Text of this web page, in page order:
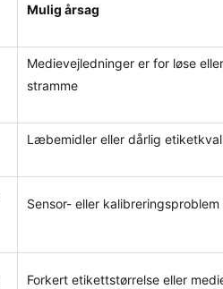
Mulig årsag
Medievejledninger er for løse
stramme
Læbemidler eller dårlig
Sensor- eller kalibreringsproblem
Forkert etikettstørrelse eller